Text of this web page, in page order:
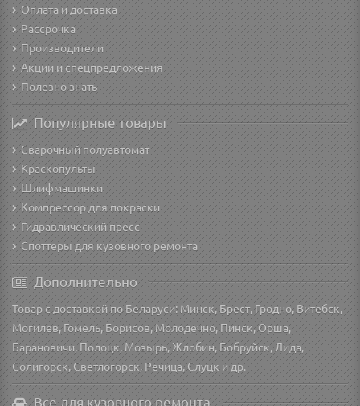
Оплата и доставка
Рассрочка
Производители
Акции и спецпредложения
Полезно знать
Популярные товары
Сварочный полуавтомат
Краскопульты
Шлифмашинки
Компрессор для покраски
Гидравлический пресс
Споттеры для кузовного ремонта
Дополнительно
Товар с доставкой по Беларуси: Минск, Брест, Гродно, Витебск,
Могилев, Гомель, Борисов, Молодечно, Пинск, Орша,
Барановичи, Полоцк, Мозырь, Жлобин, Бобруйск, Лида,
Солигорск, Светлогорск, Речица, Слуцк и др.
Все для кузовного ремонта